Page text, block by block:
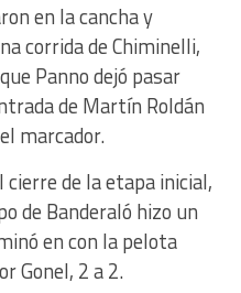
en la cancha y
corrida de Chiminelli,
Panno dejó pasar
de Martín Roldán
marcador.
de la etapa inicial,
de Banderaló hizo un
en con la pelota
Gonel, 2 a 2.